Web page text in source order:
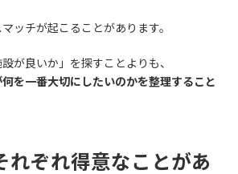
ッチが起こることがあります。
が良いか」を探すことよりも、
を一番大切にしたいのかを整理すること
れぞれ得意なことがあ